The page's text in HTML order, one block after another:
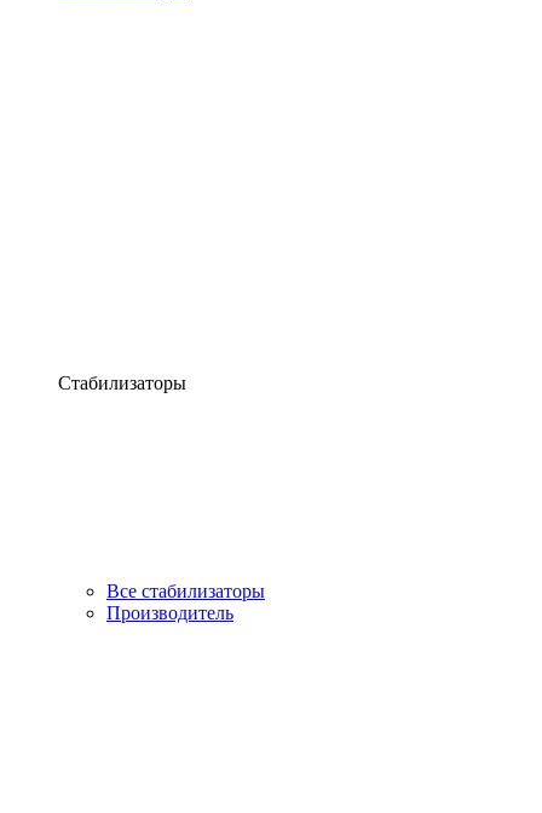
Стабилизаторы
Все стабилизаторы
Производитель